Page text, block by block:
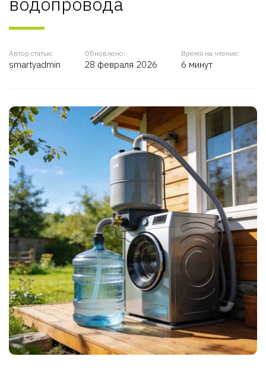
Автор статьи:
smartyadmin
Обновлено:
28 февраля 2026
Время на чтение:
6 минут